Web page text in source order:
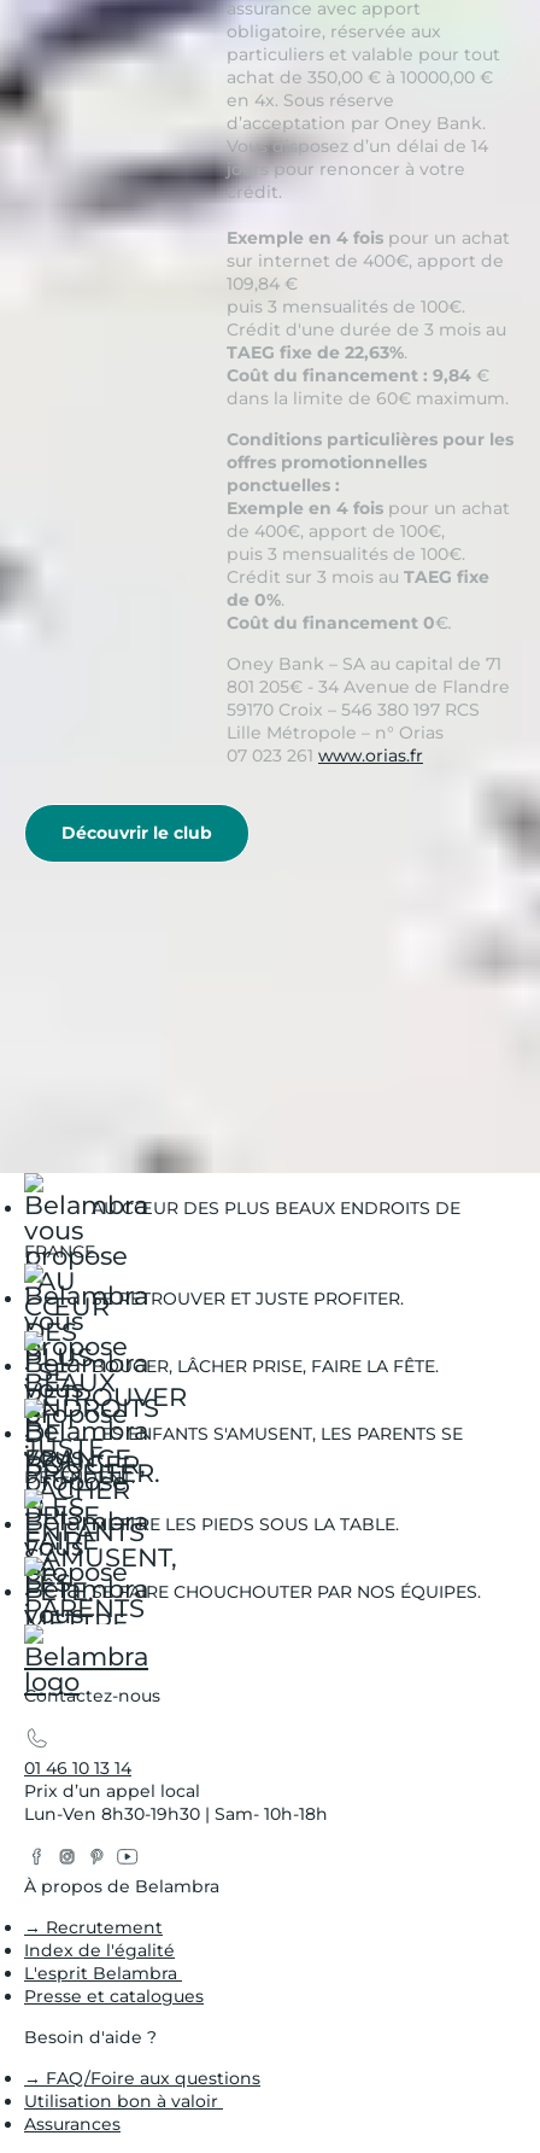
assurance avec apport
obligatoire, réservée aux
particuliers et valable pour tout
achat de 350,00 € à 10000,00 €
en 4x. Sous réserve
d’acceptation par Oney Bank.
Vous disposez d’un délai de 14
jours pour renoncer à votre
crédit.
Exemple en 4 fois pour un achat
sur internet de 400€, apport de
109,84 €
puis 3 mensualités de 100€.
Crédit d'une durée de 3 mois au
TAEG fixe de 22,63%.
Coût du financement : 9,84 €
dans la limite de 60€ maximum.
Conditions particulières pour les
offres promotionnelles
ponctuelles :
Exemple en 4 fois pour un achat
de 400€, apport de 100€,
puis 3 mensualités de 100€.
Crédit sur 3 mois au TAEG fixe
de 0%.
Coût du financement 0€.
Oney Bank – SA au capital de 71
801 205€ - 34 Avenue de Flandre
59170 Croix – 546 380 197 RCS
Lille Métropole – n° Orias
07 023 261 www.orias.fr
Découvrir le club
Découvrez les trésors naturels et culturels de France
AU CŒUR DES PLUS BEAUX ENDROITS DE
FRANCE.
SE RETROUVER ET JUSTE PROFITER.
BOUGER, LÂCHER PRISE, FAIRE LA FÊTE.
LES ENFANTS S'AMUSENT, LES PARENTS SE
DÉTENDENT.
METTRE LES PIEDS SOUS LA TABLE.
SE FAIRE CHOUCHOUTER PAR NOS ÉQUIPES.
Contactez-nous
01 46 10 13 14
Prix d’un appel local
Lun-Ven 8h30-19h30 | Sam- 10h-18h
Facebook
Instagram
Pinterest
YouTube
À propos de Belambra
→ Recrutement
Index de l'égalité
L'esprit Belambra
Presse et catalogues
Besoin d'aide ?
→ FAQ/Foire aux questions
Utilisation bon à valoir
Assurances